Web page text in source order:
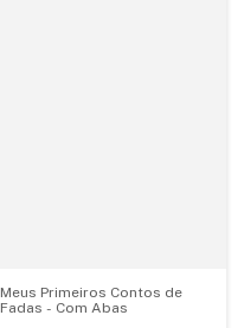
Meus Primeiros Contos de
Fadas - Com Abas